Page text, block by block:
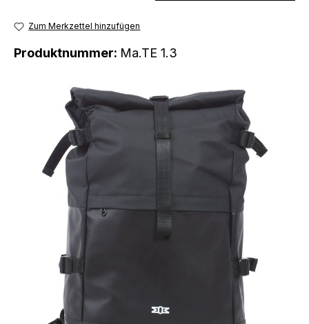
Zum Merkzettel hinzufügen
Produktnummer: Ma.TE 1.3